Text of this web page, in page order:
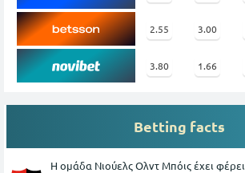
2.55 3.00
3.80 1.66
Betting facts
Η ομάδα Νιούελς Ολντ Μπόις έχει φέρει